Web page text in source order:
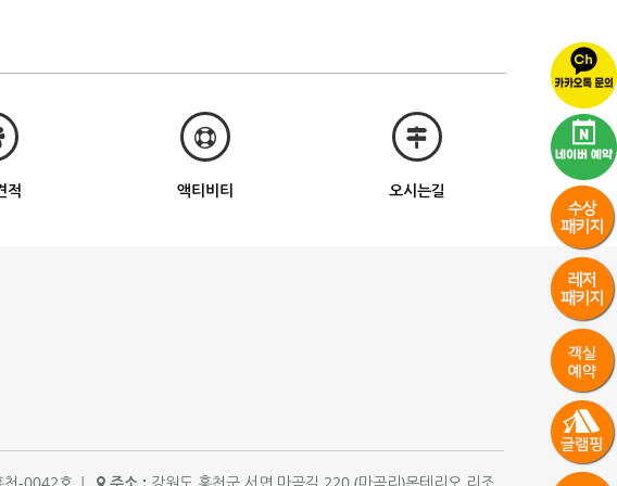
적 액티비티 오시는길